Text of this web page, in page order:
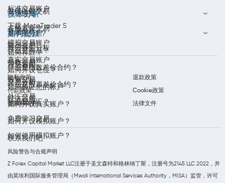
隐私政策
退款政策
付款政策
Cookie政策
条款和条件
法律文件
标准交易账户
下载 MetaTrader 5
模拟交易账户
真实交易账户
在线白银交易
在线黄金交易
商品交易
指数交易
股票交易
外汇交易
市场通知
每周分析
每日外汇分析
市场新闻
交易分析
经济日历
技术分析
基本面分析
什么是商品？
什么是指数差价合约？
什么是股票差价合约？
什么是外汇？
免费学习交易
如何使用模拟账户？
如何提款？
如何存款？
如何开设仓位？
如何验证您的帐户
如何开设真实账户？
如何开设模拟账户？
联系我们吧
风险警告与合规声明
Z Forex Capital Market LLC注册于圣文森特和格林纳丁斯，注册号为2145 LLC 2022，并
由莫埃利国际服务管理局（Mwali International Services Authority，MISA）监管，许可